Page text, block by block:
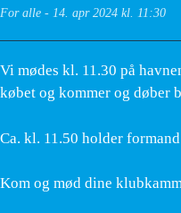
For alle - 14. apr 2024 kl. 11:30
Vi mødes kl. 11.30 på
købet og kommer og døber
Ca. kl. 11.50 holder
Kom og mød dine